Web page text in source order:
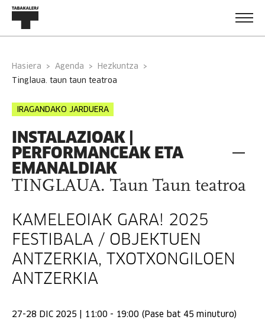
Hasiera Agenda
Hezkuntza
tinglaua. taun taun teatroa
IRAGANDAKO JARDUERA
INSTALAZIOAK |
PERFORMANCEAK ETA
EMANALDIAK
TINGLAUA. Taun Taun teatroa
KAMELEOIAK GARA! 2025
FESTIBALA / OBJEKTUEN
ANTZERKIA, TXOTXONGILOEN
ANTZERKIA
27-28 DIC 2025 | 11:00 - 19:00 (Pase bat 45 minuturo)